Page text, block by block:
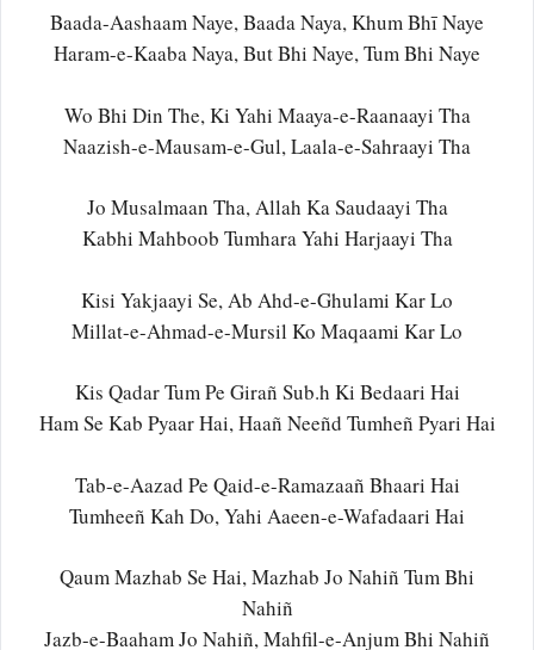
Baada-Aashaam Naye, Baada Naya, Khum Bhī Naye
Haram-e-Kaaba Naya, But Bhi Naye, Tum Bhi Naye
Wo Bhi Din The, Ki Yahi Maaya-e-Raanaayi Tha
Naazish-e-Mausam-e-Gul, Laala-e-Sahraayi Tha
Jo Musalmaan Tha, Allah Ka Saudaayi Tha
Kabhi Mahboob Tumhara Yahi Harjaayi Tha
Kisi Yakjaayi Se, Ab Ahd-e-Ghulami Kar Lo
Millat-e-Ahmad-e-Mursil Ko Maqaami Kar Lo
Kis Qadar Tum Pe Girañ Sub.h Ki Bedaari Hai
Ham Se Kab Pyaar Hai, Haañ Neeñd Tumheñ Pyari Hai
Tab-e-Aazad Pe Qaid-e-Ramazaañ Bhaari Hai
Tumheeñ Kah Do, Yahi Aaeen-e-Wafadaari Hai
Qaum Mazhab Se Hai, Mazhab Jo Nahiñ Tum Bhi
Nahiñ
Jazb-e-Baaham Jo Nahiñ, Mahfil-e-Anjum Bhi Nahiñ